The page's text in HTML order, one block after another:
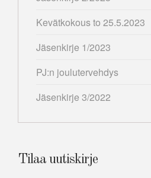
Kevätkokous to 25.5.2023
Jäsenkirje 1/2023
PJ:n joulutervehdys
Jäsenkirje 3/2022
Tilaa uutiskirje